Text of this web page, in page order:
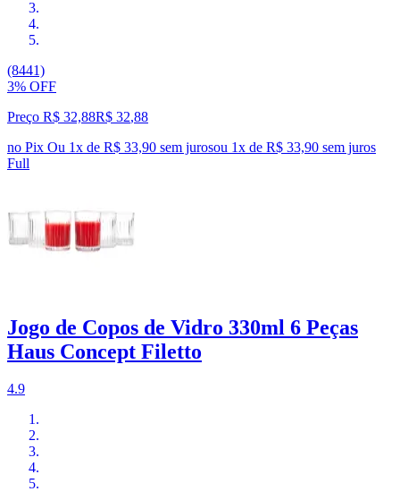
(8441)
3% OFF
Preço R$ 32,88R$ 32,88
no Pix Ou 1x de R$ 33,90 sem jurosou 1x de R$ 33,90 sem juros
Full
Jogo de Copos de Vidro 330ml 6 Peças
Haus Concept Filetto
4.9